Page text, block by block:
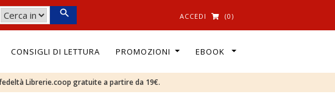
ACCEDI (0)
CONSIGLI DI LETTURA PROMOZIONI EBOOK
Librerie.coop gratuite a partire da 19€.